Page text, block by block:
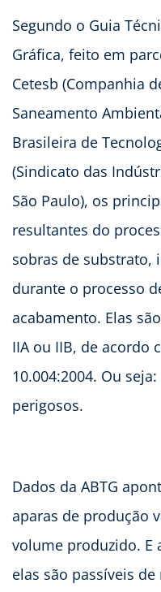
Segundo o Guia
Gráfica, feito em
Cetesb (Companhia
Saneamento
Brasileira de
(Sindicato das
São Paulo), os
resultantes do
sobras de substrato,
durante o processo
acabamento. Elas
IIA ou IIB, de acordo
10.004:2004. Ou
perigosos.
Dados da ABTG
aparas de produção
volume produzido. E
elas são passíveis